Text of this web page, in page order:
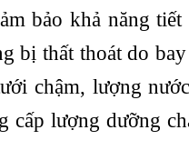
bảo khả năng
bị thất thoát do
chậm, lượng
cấp lượng dưỡng